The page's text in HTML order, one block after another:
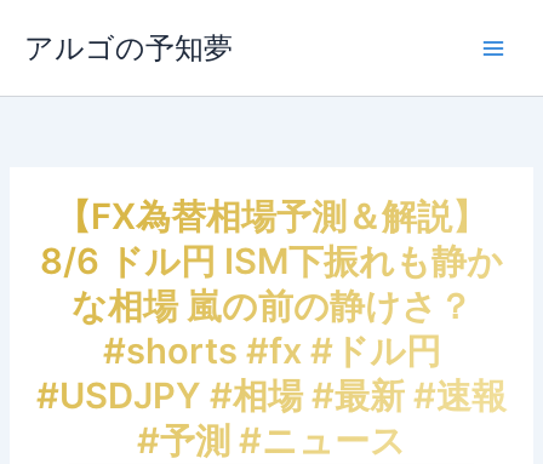
ス
アルゴの予知夢
【FX為替相場予測＆解説】
8/6 ドル円 ISM下振れも静か
な相場 嵐の前の静けさ？
#shorts #fx #ドル円
#USDJPY #相場 #最新 #速報
#予測 #ニュース